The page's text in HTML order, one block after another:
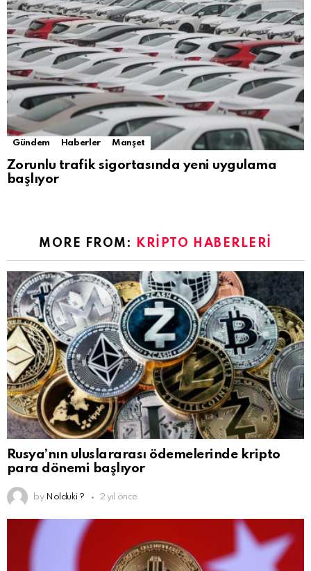
Gündem Haberler Manşet
Zorunlu trafik sigortasında yeni uygulama
başlıyor
MORE FROM: KRIPTO HABERLERI
Rusya’nın uluslararası ödemelerinde kripto
para dönemi başlıyor
by Nolduki ? 2 yıl önce